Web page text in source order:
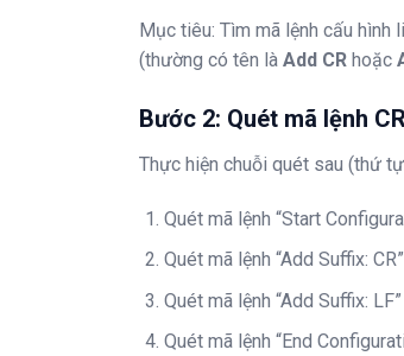
Mục tiêu: Tìm mã lệnh cấu hình
(thường có tên là Add CR hoặc
Bước 2: Quét mã lệnh
Thực hiện chuỗi quét sau (thứ
Quét mã lệnh “Start
Quét mã lệnh “Add Suffix:
Quét mã lệnh “Add Suffix:
Quét mã lệnh “End